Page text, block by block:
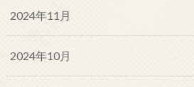
2024年11月
2024年10月